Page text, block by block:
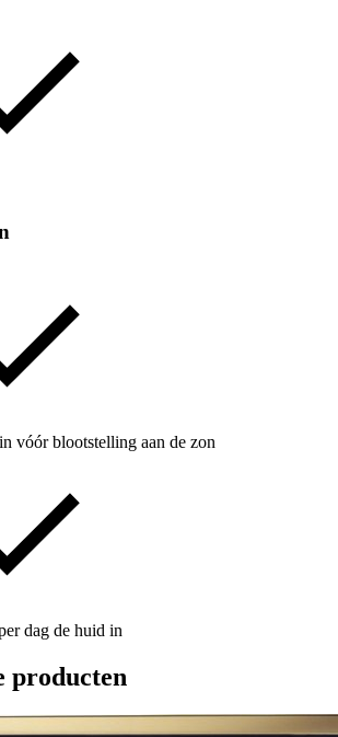
vóór blootstelling aan de zon
dag de huid in
producten